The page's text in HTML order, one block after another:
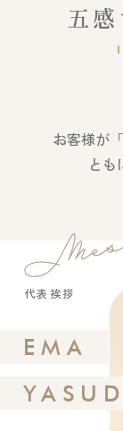
五
お客様が
とも
代表挨拶
EMA